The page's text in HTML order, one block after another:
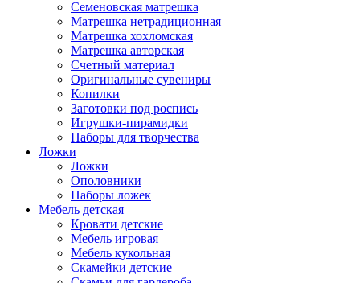
Семеновская матрешка
Матрешка нетрадиционная
Матрешка хохломская
Матрешка авторская
Счетный материал
Оригинальные сувениры
Копилки
Заготовки под роспись
Игрушки-пирамидки
Наборы для творчества
Ложки
Ложки
Ополовники
Наборы ложек
Мебель детская
Кровати детские
Мебель игровая
Мебель кукольная
Скамейки детские